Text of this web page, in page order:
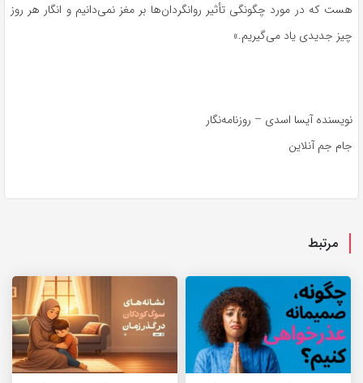
هست که در مورد چگونگی تأثیر روانگردان‌ها بر مغز نمی‌دانیم و انگار هر روز
چیز جدیدی یاد می‌گیریم.»
نویسنده آیسا اسدی‌ – روزنامه‌نگار
جام جم آنلاین
مرتبط